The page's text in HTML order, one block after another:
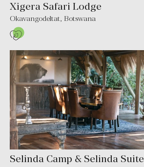
Xigera Safari Lodge
Okavangodeltat, Botswana
Selinda Camp & Selinda Suite